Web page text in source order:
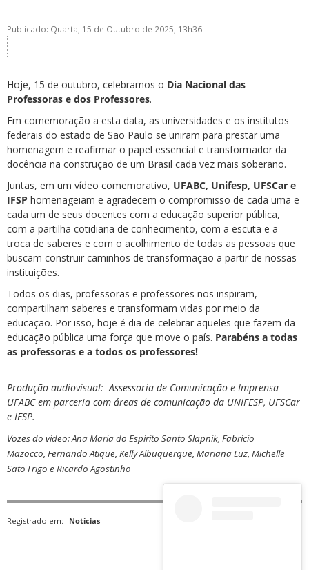
Publicado: Quarta, 15 de Outubro de 2025, 13h36
Hoje, 15 de outubro, celebramos o Dia Nacional das
Professoras e dos Professores.
Em comemoração a esta data, as universidades e os institutos
federais do estado de São Paulo se uniram para prestar uma
homenagem e reafirmar o papel essencial e transformador da
docência na construção de um Brasil cada vez mais soberano.
Juntas, em um vídeo comemorativo, UFABC, Unifesp, UFSCar e
IFSP homenageiam e agradecem o compromisso de cada uma e
cada um de seus docentes com a educação superior pública,
com a partilha cotidiana de conhecimento, com a escuta e a
troca de saberes e com o acolhimento de todas as pessoas que
buscam construir caminhos de transformação a partir de nossas
instituições.
Todos os dias, professoras e professores nos inspiram,
compartilham saberes e transformam vidas por meio da
educação. Por isso, hoje é dia de celebrar aqueles que fazem da
educação pública uma força que move o país. Parabéns a todas
as professoras e a todos os professores!
Produção audiovisual: Assessoria de Comunicação e Imprensa -
UFABC em parceria com áreas de comunicação da UNIFESP, UFSCar
e IFSP.
Vozes do vídeo:Ana Maria do Espírito Santo Slapnik, Fabrício
Mazocco, Fernando Atique, Kelly Albuquerque, Mariana Luz, Michelle
Sato Frigo eRicardo Agostinho
Registrado em: Notícias